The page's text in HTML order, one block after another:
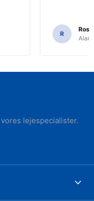
R
lejespecialister.